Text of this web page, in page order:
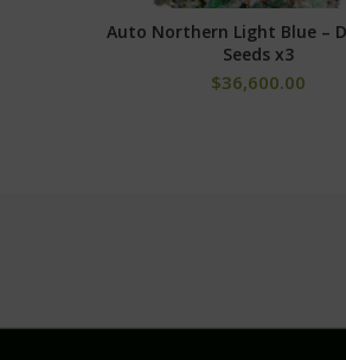
AÑADIR AL CARRITO
Auto Northern Light Blue –
Seeds x3
$36,600.00